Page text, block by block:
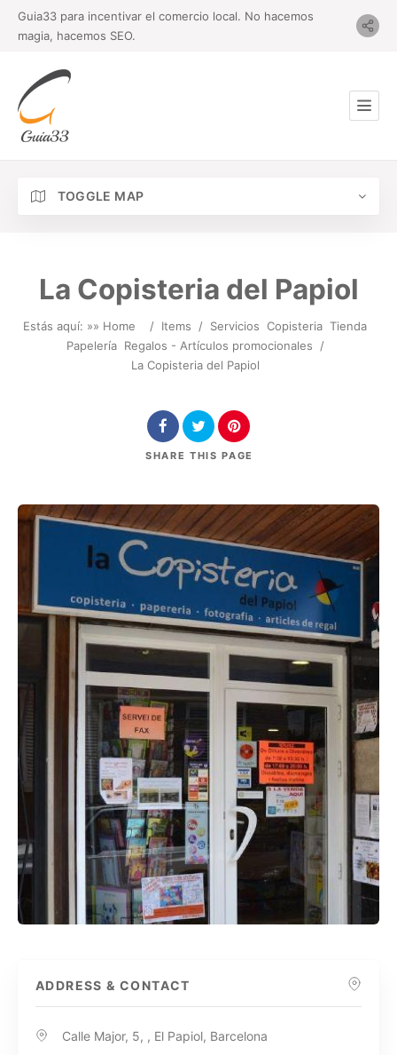
Guia33 para incentivar el comercio local. No hacemos
magia, hacemos SEO.
TOGGLE MAP
La Copisteria del Papiol
Estás aquí: »» Home / Items / Servicios Copisteria Tienda
Papelería Regalos - Artículos promocionales
/
La Copisteria del Papiol
SHARE THIS PAGE
ADDRESS & CONTACT
Calle Major, 5, , El Papiol, Barcelona